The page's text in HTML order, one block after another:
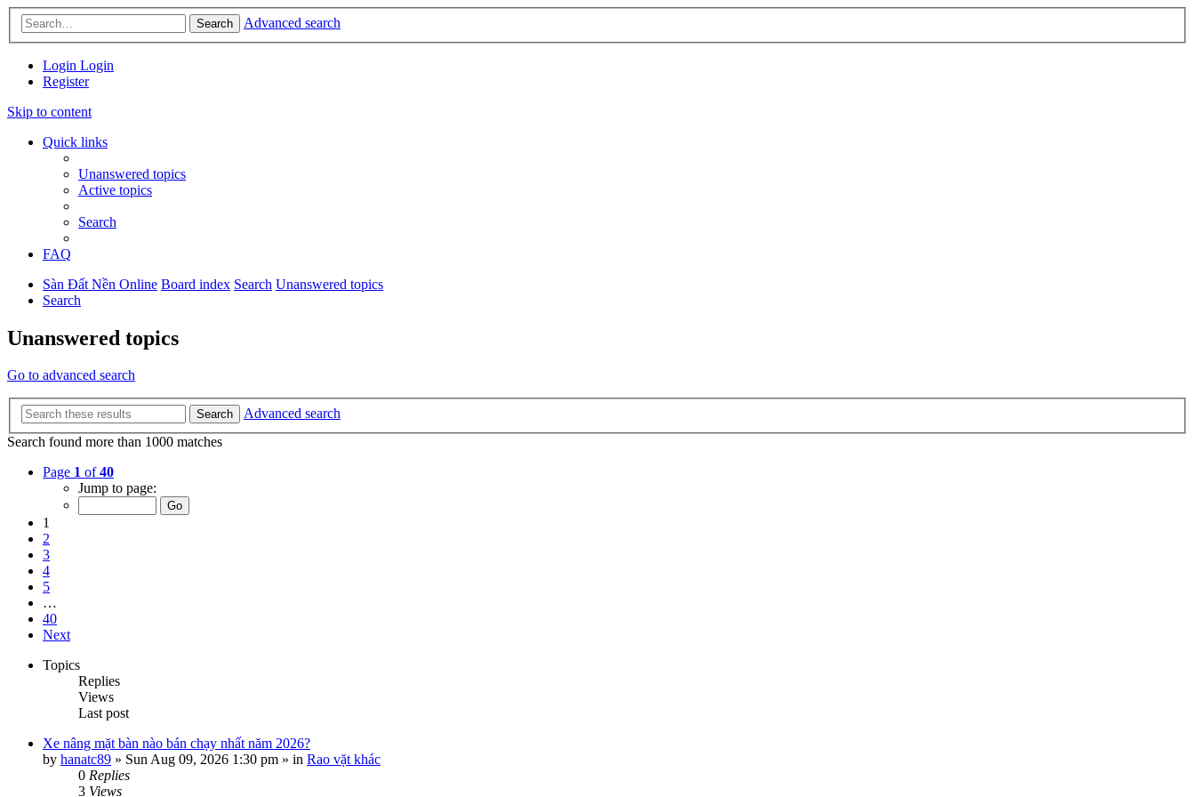
Search Advanced search
Login Login
Register
Skip to content
Quick links
Unanswered topics
Active topics
Search
FAQ
Sàn Đất Nền Online Board index Search Unanswered topics
Search
Unanswered topics
Go to advanced search
Search
Advanced search
Search found more than 1000 matches
Page 1 of40
Jump to page:
1
2
3
4
5
…
40
Next
Topics
Replies
Views
Last post
Xe nâng mặt bàn nào bán chạy nhất năm 2026?
by hanatc89 » Sun Aug 09, 2026 1:30 pm » in Rao vặt khác
0 Replies
3 Views